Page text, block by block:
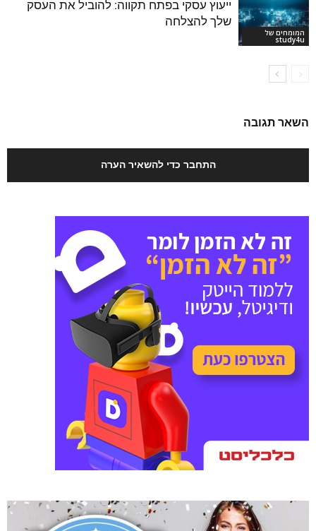
המומחים של
study4u
ייעוץ עסקי בפתח תקווה: להוביל את העסק
שלך להצלחה
השאר תגובה
התחבר כדי להשאיר הערה